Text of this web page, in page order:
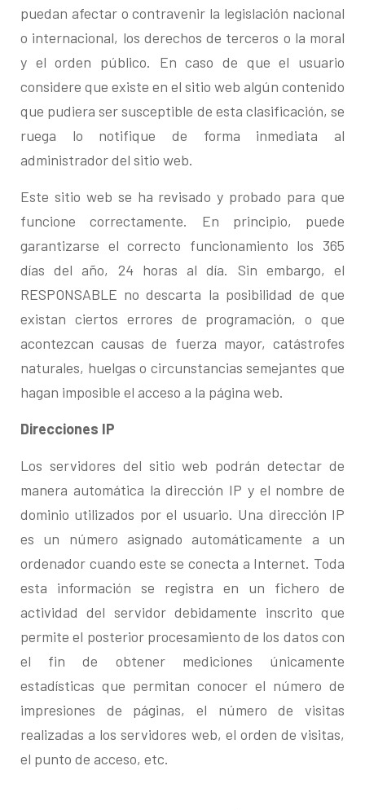
puedan afectar o contravenir la legislación nacional
o internacional, los derechos de terceros o la moral
y el orden público. En caso de que el usuario
considere que existe en el sitio web algún contenido
que pudiera ser susceptible de esta clasificación, se
ruega lo notifique de forma inmediata al
administrador del sitio web.
Este sitio web se ha revisado y probado para que
funcione correctamente. En principio, puede
garantizarse el correcto funcionamiento los 365
días del año, 24 horas al día. Sin embargo, el
RESPONSABLE no descarta la posibilidad de que
existan ciertos errores de programación, o que
acontezcan causas de fuerza mayor, catástrofes
naturales, huelgas o circunstancias semejantes que
hagan imposible el acceso a la página web.
Direcciones IP
Los servidores del sitio web podrán detectar de
manera automática la dirección IP y el nombre de
dominio utilizados por el usuario. Una dirección IP
es un número asignado automáticamente a un
ordenador cuando este se conecta a Internet. Toda
esta información se registra en un fichero de
actividad del servidor debidamente inscrito que
permite el posterior procesamiento de los datos con
el fin de obtener mediciones únicamente
estadísticas que permitan conocer el número de
impresiones de páginas, el número de visitas
realizadas a los servidores web, el orden de visitas,
el punto de acceso, etc.